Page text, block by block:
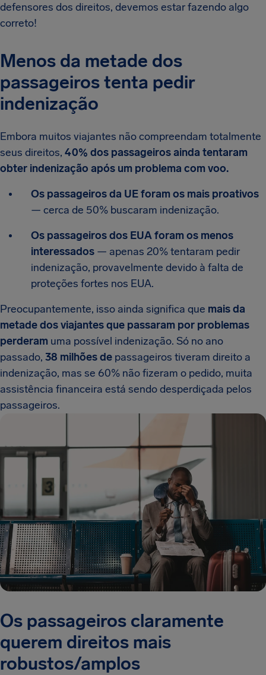
defensores dos direitos, devemos estar fazendo algo
correto!
Menos da metade dos
passageiros tenta pedir
indenização
Embora muitos viajantes não compreendam totalmente
seus direitos, 40% dos passageiros ainda tentaram
obter indenização após um problema com voo.
Os passageiros da UE foram os mais proativos
— cerca de 50% buscaram indenização.
Os passageiros dos EUA foram os menos
interessados — apenas 20% tentaram pedir
indenização, provavelmente devido à falta de
proteções fortes nos EUA.
Preocupantemente, isso ainda significa que mais da
metade dos viajantes que passaram por problemas
perderam uma possível indenização. Só no ano
passado, 38 milhões de passageiros tiveram direito a
indenização, mas se 60% não fizeram o pedido, muita
assistência financeira está sendo desperdiçada pelos
passageiros.
Os passageiros claramente
querem direitos mais
robustos/amplos